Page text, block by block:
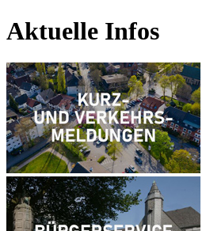
Aktuelle Infos